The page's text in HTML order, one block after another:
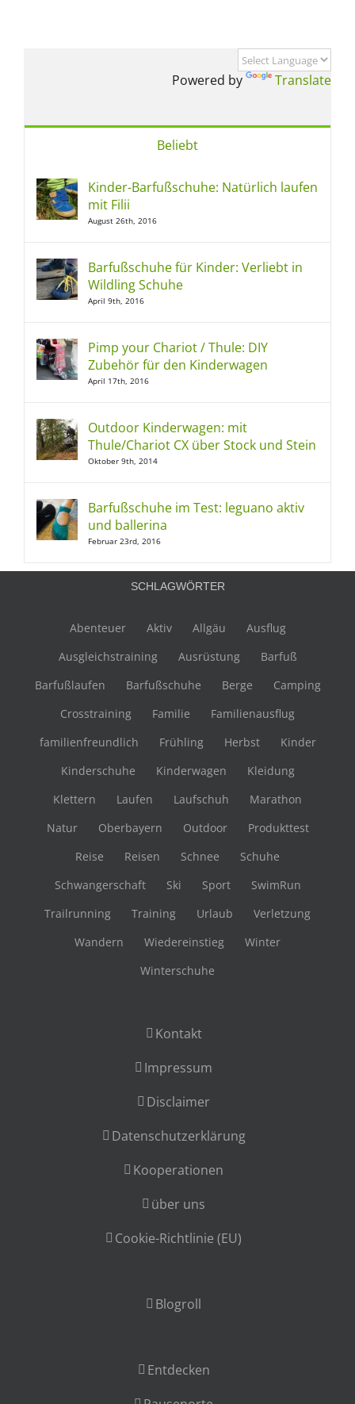
Powered by Translate
Beliebt
Kinder-Barfußschuhe: Natürlich laufen
mit Filii
August 26th, 2016
Barfußschuhe für Kinder: Verliebt in
Wildling Schuhe
April 9th, 2016
Pimp your Chariot / Thule: DIY
Zubehör für den Kinderwagen
April 17th, 2016
Outdoor Kinderwagen: mit
Thule/Chariot CX über Stock und Stein
Oktober 9th, 2014
Barfußschuhe im Test: leguano aktiv
und ballerina
Februar 23rd, 2016
SCHLAGWÖRTER
Abenteuer Aktiv Allgäu
Ausflug
Ausgleichstraining
Ausrüstung
Barfuß
Barfußlaufen
Barfußschuhe Berge
Camping
Crosstraining
Familie
Familienausflug
familienfreundlich
Frühling Herbst
Kinder
Kinderschuhe
Kinderwagen
Kleidung
Klettern
Laufen Laufschuh
Marathon
Natur
Oberbayern Outdoor
Produkttest
Reise
Reisen Schnee
Schuhe
Schwangerschaft
Ski Sport
SwimRun
Trailrunning
Training Urlaub
Verletzung
Wandern
Wiedereinstieg
Winter
Winterschuhe
Kontakt
Impressum
Disclaimer
Datenschutzerklärung
Kooperationen
über uns
Cookie-Richtlinie (EU)
Blogroll
Entdecken